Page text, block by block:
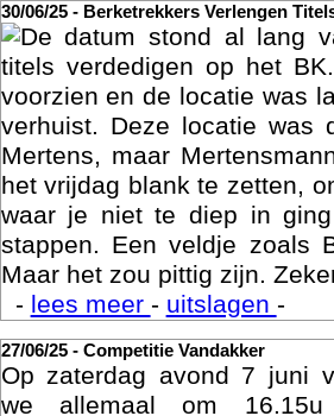
30/06/25 - Berketrekkers Verlengen
De datum stond al lang
titels verdedigen op het
voorzien en de locatie was
verhuist. Deze locatie was
Mertens, maar
het vrijdag blank te zetten,
waar je niet te diep in
stappen. Een veldje zoals
Maar het zou pittig zijn.
- lees meer - uitslagen -
27/06/25 - Competitie Vandakker
Op zaterdag avond 7 juni
we allemaal om